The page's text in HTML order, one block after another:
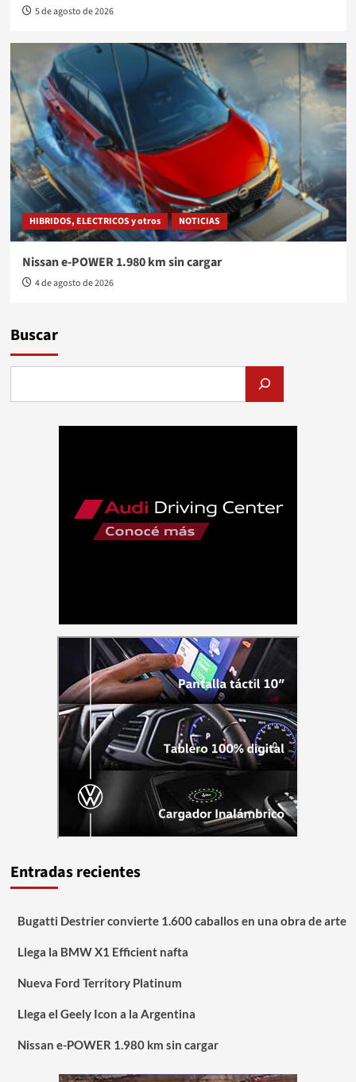
5 de agosto de 2026
HIBRIDOS, ELECTRICOS y otros NOTICIAS
Nissan e-POWER 1.980 km sin cargar
4 de agosto de 2026
Buscar
Entradas recientes
Bugatti Destrier convierte 1.600 caballos en una obra de arte
Llega la BMW X1 Efficient nafta
Nueva Ford Territory Platinum
Llega el Geely Icon a la Argentina
Nissan e-POWER 1.980 km sin cargar